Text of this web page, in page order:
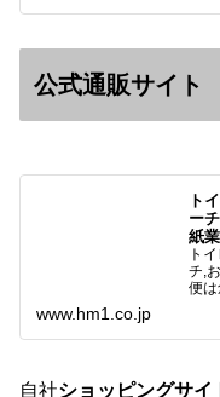
公式通販サイト
ト
ー
紙
ト
チ,
便
様
www.hm1.co.jp
自社ショッピングサイ